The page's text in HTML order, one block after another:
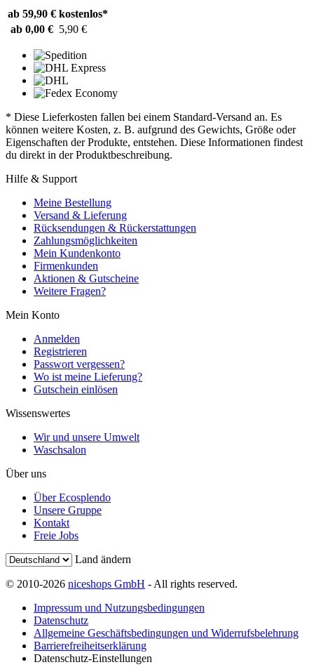
ab 59,90 € kostenlos*
ab 0,00 € 5,90 €
* Diese Lieferkosten fallen bei einem Standard-Versand an. Es
können weitere Kosten, z. B. aufgrund des Gewichts, Größe oder
Eigenschaften der Produkte, entstehen. Diese Informationen findest
du direkt in der Produktbeschreibung.
Hilfe & Support
Meine Bestellung
Versand & Lieferung
Rücksendungen & Rückerstattungen
Zahlungsmöglichkeiten
Mein Kundenkonto
Firmenkunden
Aktionen & Gutscheine
Weitere Fragen?
Mein Konto
Anmelden
Registrieren
Passwort vergessen?
Wo ist meine Lieferung?
Gutschein einlösen
Wissenswertes
Wir und unsere Umwelt
Waschsalon
Über uns
Über Ecosplendo
Unsere Gruppe
Kontakt
Freie Jobs
Land ändern
© 2010-2026 niceshops GmbH - All rights reserved.
Impressum und Nutzungsbedingungen
Datenschutz
Allgemeine Geschäftsbedingungen und Widerrufsbelehrung
Barrierefreiheitserklärung
Datenschutz-Einstellungen